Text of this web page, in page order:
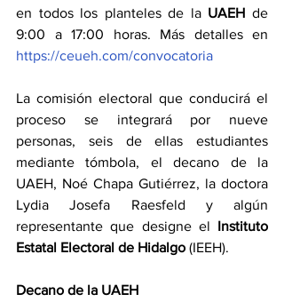
en todos los planteles de la UAEH de
https://ceueh.com/convocatoria
La comisión electoral que conducirá el
proceso se integrará por nueve
personas, seis de ellas estudiantes
mediante tómbola, el decano de la
UAEH, Noé Chapa Gutiérrez, la doctora
Lydia Josefa Raesfeld y algún
representante que designe el Instituto
Estatal Electoral de Hidalgo (IEEH).
Decano de la UAEH